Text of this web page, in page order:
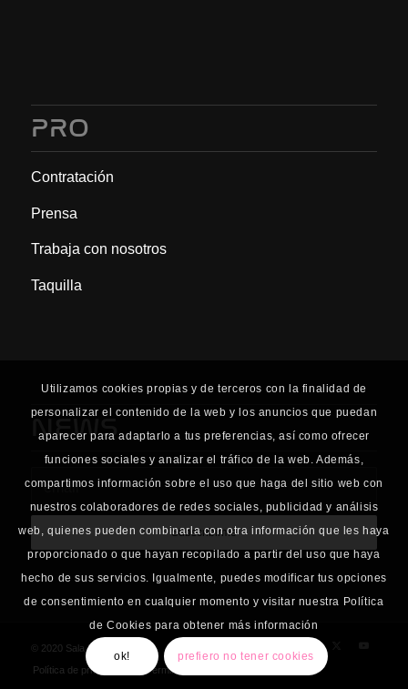
PRO
Contratación
Prensa
Trabaja con nosotros
Taquilla
NEWS
© 2020 Sala Planta Baja
Política de privacidad
Términos y Condiciones de uso
Utilizamos cookies propias y de terceros con la finalidad de
personalizar el contenido de la web y los anuncios que puedan
aparecer para adaptarlo a tus preferencias, así como ofrecer
funciones sociales y analizar el tráfico de la web. Además,
compartimos información sobre el uso que haga del sitio web con
nuestros colaboradores de redes sociales, publicidad y análisis
web, quienes pueden combinarla con otra información que les haya
proporcionado o que hayan recopilado a partir del uso que haya
hecho de sus servicios. Igualmente, puedes modificar tus opciones
de consentimiento en cualquier momento y visitar nuestra Política
de Cookies para obtener más información
ok! prefiero no tener cookies